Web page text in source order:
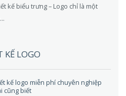
kế biểu trưng – Logo chỉ là một
KẾ LOGO
kế logo miễn phí chuyên nghiệp
cũng biết